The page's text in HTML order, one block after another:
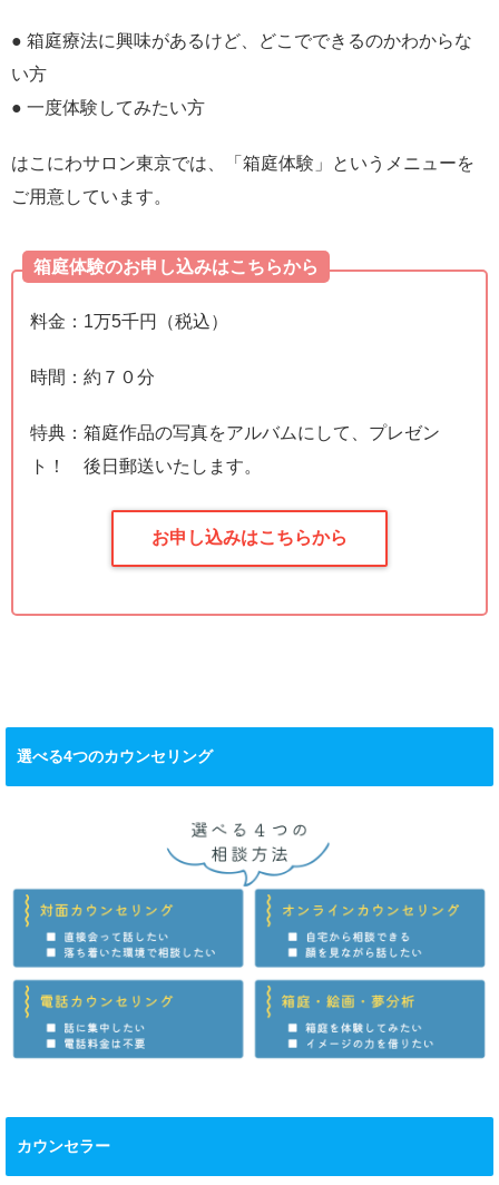
● 箱庭療法に興味があるけど、どこでできるのかわからな
い方
● 一度体験してみたい方
はこにわサロン東京では、「箱庭体験」というメニューを
ご用意しています。
箱庭体験のお申し込みはこちらから
料金：1万5千円（税込）
時間：約７０分
特典：箱庭作品の写真をアルバムにして、プレゼン
ト！ 後日郵送いたします。
お申し込みはこちらから
選べる4つのカウンセリング
カウンセラー